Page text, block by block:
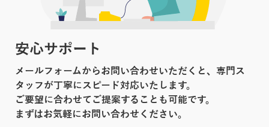
安心サポート
メールフォームからお問い合わせいただくと、専門ス
タッフが丁寧にスピード対応いたします。
ご要望に合わせてご提案することも可能です。
まずはお気軽にお問い合わせください。